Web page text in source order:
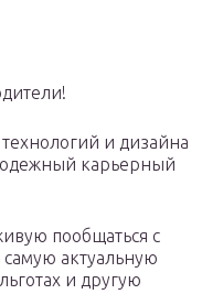
и дизайна
карьерный
пообщаться с
самую актуальную
и другую